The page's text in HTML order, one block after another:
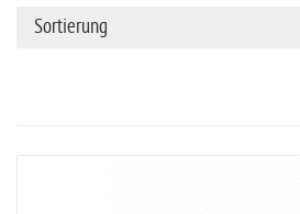
Sortierung